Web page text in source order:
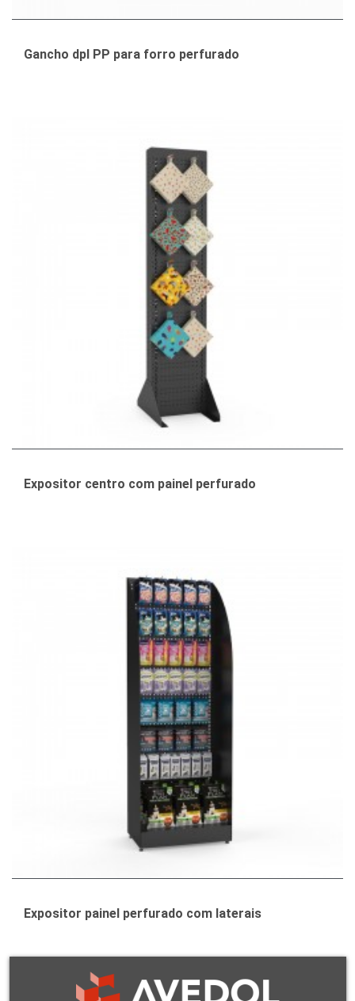
Gancho dpl PP para forro perfurado
Expositor centro com painel perfurado
Expositor painel perfurado com laterais